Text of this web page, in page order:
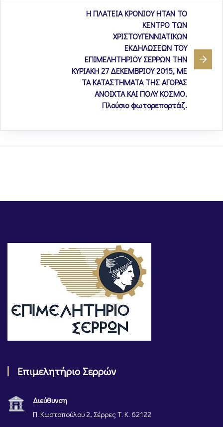
Η ΠΛΑΤΕΙΑ ΚΡΟΝΙΟΥ ΗΤΑΝ ΤΟ
ΚΕΝΤΡΟ ΤΩΝ
ΧΡΙΣΤΟΥΓΕΝΝΙΑΤΙΚΩΝ
ΕΚΔΗΛΩΣΕΩΝ ΤΟΥ
ΕΠΙΜΕΛΗΤΗΡΙΟΥ ΣΕΡΡΩΝ ΤΗΝ
ΚΥΡΙΑΚΗ 27 ΔΕΚΕΜΒΡΙΟΥ 2015, ΜΕ
ΤΑ ΚΑΤΑΣΤΗΜΑΤΑ ΤΗΣ ΑΓΟΡΑΣ
ΑΝΟΙΧΤΑ ΚΑΙ ΠΟΛΥ ΚΟΣΜΟ.
Πλούσιο φωτορεπορτάζ.
Επιμελητήριο Σερρών
Διεύθυνση
Π. Κωστοπούλου 2, Σέρρες Τ. Κ. 62122